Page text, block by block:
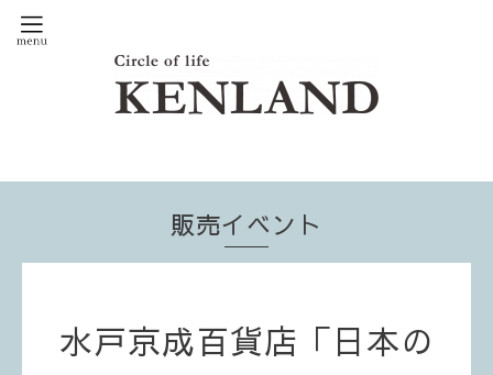
販売イベント
水戸京成百貨店「日本の